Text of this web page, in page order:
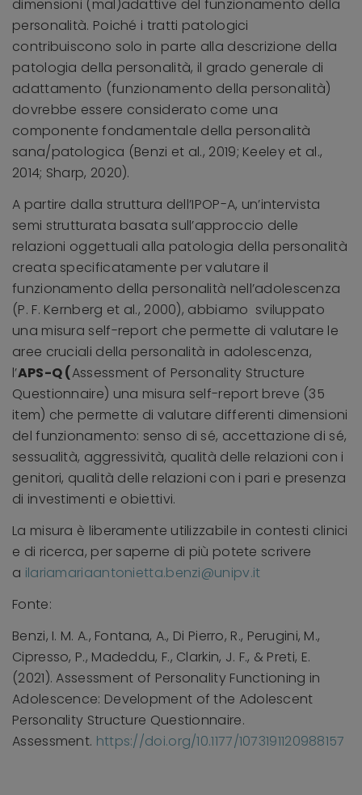
dimensioni (mal)adattive del funzionamento della
personalità. Poiché i tratti patologici
contribuiscono solo in parte alla descrizione della
patologia della personalità, il grado generale di
adattamento (funzionamento della personalità)
dovrebbe essere considerato come una
componente fondamentale della personalità
sana/patologica (Benzi et al., 2019; Keeley et al.,
2014; Sharp, 2020).
A partire dalla struttura dell’IPOP-A, un’intervista
semi strutturata basata sull’approccio delle
relazioni oggettuali alla patologia della personalità
creata specificatamente per valutare il
funzionamento della personalità nell’adolescenza
(P. F. Kernberg et al., 2000), abbiamo sviluppato
una misura self-report che permette di valutare le
aree cruciali della personalità in adolescenza,
l’APS-Q (Assessment of Personality Structure
Questionnaire) una misura self-report breve (35
item) che permette di valutare differenti dimensioni
del funzionamento: senso di sé, accettazione di sé,
sessualità, aggressività, qualità delle relazioni con i
genitori, qualità delle relazioni con i pari e presenza
di investimenti e obiettivi.
La misura è liberamente utilizzabile in contesti clinici
e di ricerca, per saperne di più potete scrivere
a ilariamariaantonietta.benzi@unipv.it
Fonte:
Benzi, I. M. A., Fontana, A., Di Pierro, R., Perugini, M.,
Cipresso, P., Madeddu, F., Clarkin, J. F., & Preti, E.
(2021). Assessment of Personality Functioning in
Adolescence: Development of the Adolescent
Personality Structure Questionnaire.
Assessment. https://doi.org/10.1177/1073191120988157